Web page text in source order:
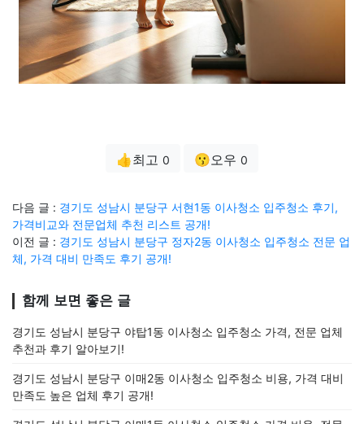
👍최고 0 😗오우 0
다음 글 : 경기도 성남시 분당구 서현1동 이사청소 입주청소 후기,
가격비교와 전문업체 추천 리스트 공개!
이전 글 : 경기도 성남시 분당구 정자2동 이사청소 입주청소 전문 업
체, 가격 대비 만족도 후기 공개!
함께 보면 좋은 글
경기도 성남시 분당구 야탑1동 이사청소 입주청소 가격, 전문 업체
추천과 후기 알아보기!
경기도 성남시 분당구 이매2동 이사청소 입주청소 비용, 가격 대비
만족도 높은 업체 후기 공개!